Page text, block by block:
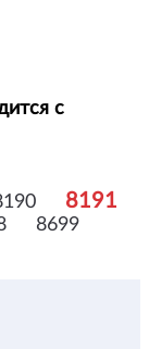
с
8191
8699